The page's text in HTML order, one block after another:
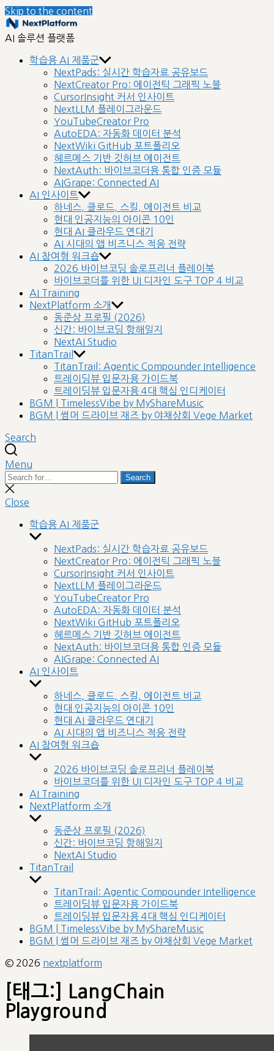
Skip to the content
AI 솔루션 플랫폼
학습용 AI 제품군
NextPads: 실시간 학습자료 공유보드
NextCreator Pro: 에이전틱 그래픽 노블
CursorInsight 커서 인사이트
NextLLM 플레이그라운드
YouTubeCreator Pro
AutoEDA: 자동화 데이터 분석
NextWiki GitHub 포트폴리오
헤르메스 기반 깃허브 에이전트
NextAuth: 바이브코더용 통합 인증 모듈
AIGrape: Connected AI
AI 인사이트
하네스, 클로드, 스킬, 에이전트 비교
현대 인공지능의 아이콘 10인
현대 AI 클라우드 연대기
AI 시대의 앱 비즈니스 적응 전략
AI 참여형 워크숍
2026 바이브코딩 솔로프리너 플레이북
바이브코더를 위한 UI 디자인 도구 TOP 4 비교
AI Training
NextPlatform 소개
동준상 프로필 (2026)
신간: 바이브코딩 항해일지
NextAI Studio
TitanTrail
TitanTrail: Agentic Compounder Intelligence
트레이딩뷰 입문자용 가이드북
트레이딩뷰 입문자용 4대 핵심 인디케이터
BGM | TimelessVibe by MyShareMusic
BGM | 썸머 드라이브 재즈 by 야채상회 Vege Market
Search
Menu
Search
for:
Search
Close
search
Close
학습용 AI 제품군
Show
sub
menu
NextPads: 실시간 학습자료 공유보드
NextCreator Pro: 에이전틱 그래픽 노블
CursorInsight 커서 인사이트
NextLLM 플레이그라운드
YouTubeCreator Pro
AutoEDA: 자동화 데이터 분석
NextWiki GitHub 포트폴리오
헤르메스 기반 깃허브 에이전트
NextAuth: 바이브코더용 통합 인증 모듈
AIGrape: Connected AI
AI 인사이트
Show
sub
menu
하네스, 클로드, 스킬, 에이전트 비교
현대 인공지능의 아이콘 10인
현대 AI 클라우드 연대기
AI 시대의 앱 비즈니스 적응 전략
AI 참여형 워크숍
Show
sub
menu
2026 바이브코딩 솔로프리너 플레이북
바이브코더를 위한 UI 디자인 도구 TOP 4 비교
AI Training
NextPlatform 소개
Show
sub
menu
동준상 프로필 (2026)
신간: 바이브코딩 항해일지
NextAI Studio
TitanTrail
Show
sub
menu
TitanTrail: Agentic Compounder Intelligence
트레이딩뷰 입문자용 가이드북
트레이딩뷰 입문자용 4대 핵심 인디케이터
BGM | TimelessVibe by MyShareMusic
BGM | 썸머 드라이브 재즈 by 야채상회 Vege Market
© 2026 nextplatform
[태그:]
LangChain
Playground